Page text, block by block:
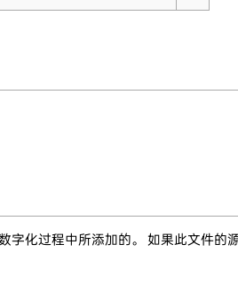
化过程中所添加的。 如果此文件